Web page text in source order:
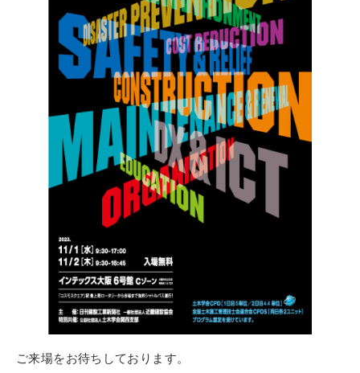
ご来場をお待ちしております。